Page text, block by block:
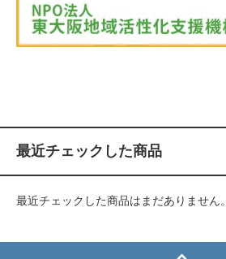
最近チェックした商品
最近チェックした商品はまだありません。